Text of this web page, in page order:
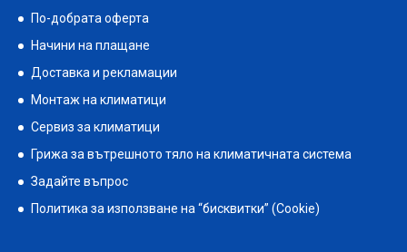
По-добрата оферта
Начини на плащане
Доставка и рекламации
Монтаж на климатици
Сервиз за климатици
Грижа за вътрешното тяло на климатичната система
Задайте въпрос
Политика за използване на “бисквитки” (Cookie)